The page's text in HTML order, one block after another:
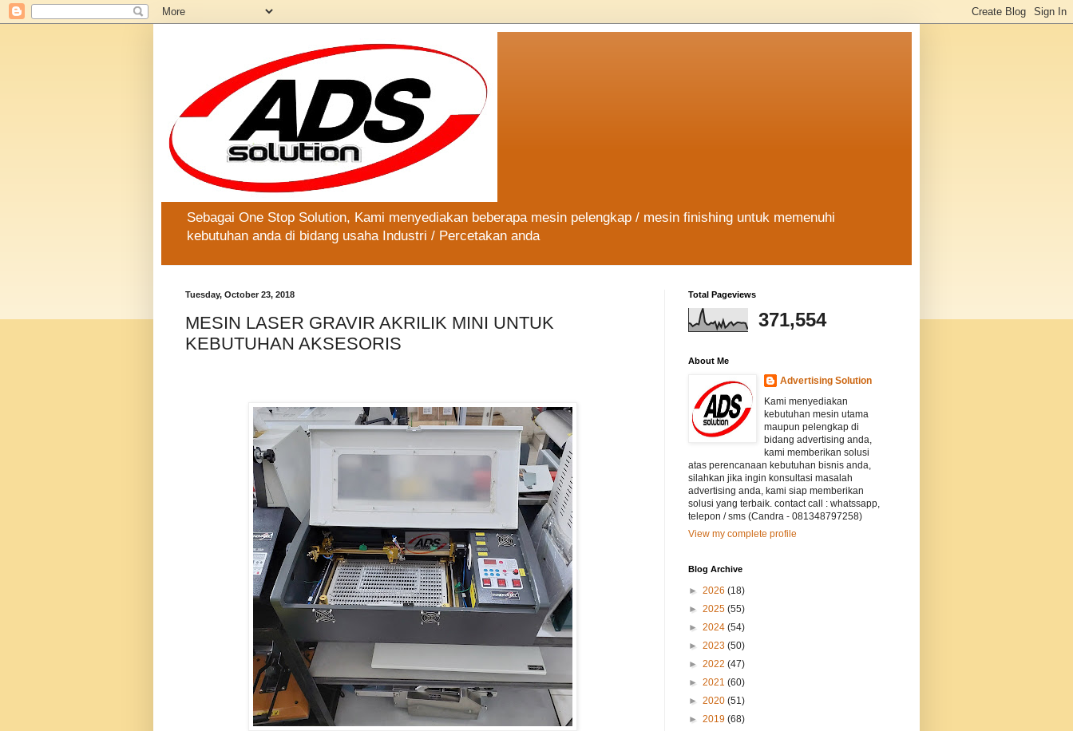
Sebagai One Stop Solution, Kami menyediakan beberapa mesin pelengkap / mesin finishing untuk memenuhi
kebutuhan anda di bidang usaha Industri / Percetakan anda
Tuesday, October 23, 2018
MESIN LASER GRAVIR AKRILIK MINI UNTUK
KEBUTUHAN AKSESORIS
Total Pageviews
371,554
About Me
Advertising Solution
Kami menyediakan
kebutuhan mesin utama
maupun pelengkap di
bidang advertising anda,
kami memberikan solusi
atas perencanaan kebutuhan bisnis anda,
silahkan jika ingin konsultasi masalah
advertising anda, kami siap memberikan
solusi yang terbaik. contact call : whatssapp,
telepon / sms (Candra - 081348797258)
View my complete profile
Blog Archive
► 2026 (18)
► 2025 (55)
► 2024 (54)
► 2023 (50)
► 2022 (47)
► 2021 (60)
► 2020 (51)
► 2019 (68)